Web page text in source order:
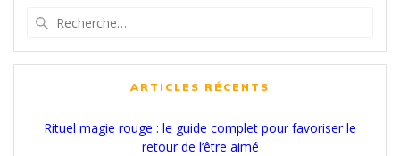
:
ARTICLES RÉCENTS
Rituel magie rouge : le guide complet pour favoriser le
retour de l’être aimé